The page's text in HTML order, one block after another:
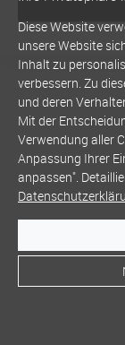
Diese Website
unsere Website
Inhalt zu
verbessern. Zu
und deren
Mit der
Verwendung aller
Anpassung Ihrer
anpassen".